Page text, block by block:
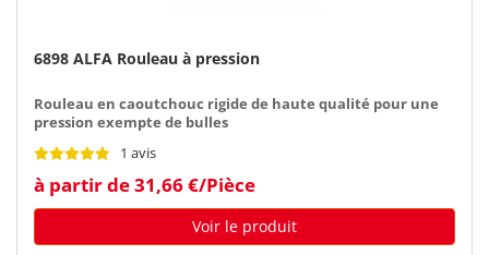
6898 ALFA Rouleau à pression
Rouleau en caoutchouc rigide de haute qualité pour une
pression exempte de bulles
1 avis
à partir de 31,66 €/Pièce
Voir le produit